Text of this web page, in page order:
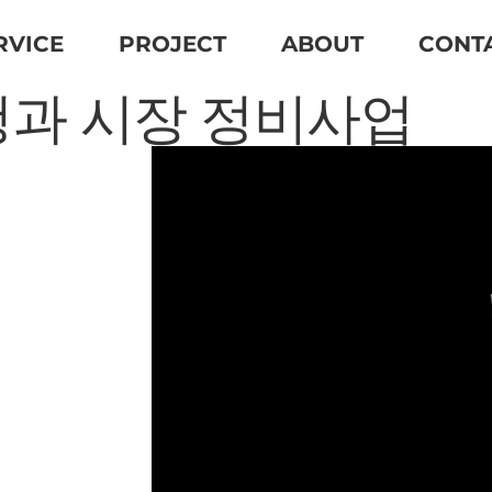
PROJECT ABOUT
시장 정비사업